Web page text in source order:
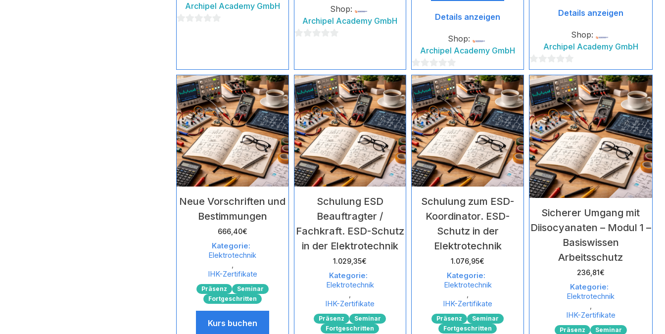
Archipel Academy GmbH
Shop:
Archipel Academy GmbH
5
Details anzeigen
Shop:
Archipel Academy GmbH
0
von
5
Details anzeigen
Shop:
Archipel Academy GmbH
0
von
5
Neue Vorschriften und
Bestimmungen
666,40€
Kategorie:
Elektrotechnik
,
IHK-Zertifikate
Präsenz
Seminar
Fortgeschritten
Kurs buchen
Schulung ESD
Beauftragter /
Fachkraft. ESD-Schutz
in der Elektrotechnik
1.029,35€
Kategorie:
Elektrotechnik
,
IHK-Zertifikate
Präsenz
Seminar
Fortgeschritten
Schulung zum ESD-
Koordinator. ESD-
Schutz in der
Elektrotechnik
1.076,95€
Kategorie:
Elektrotechnik
,
IHK-Zertifikate
Präsenz
Seminar
Fortgeschritten
Sicherer Umgang mit
Diisocyanaten – Modul 1 –
Basiswissen
Arbeitsschutz
236,81€
Kategorie:
Elektrotechnik
,
IHK-Zertifikate
Präsenz
Seminar